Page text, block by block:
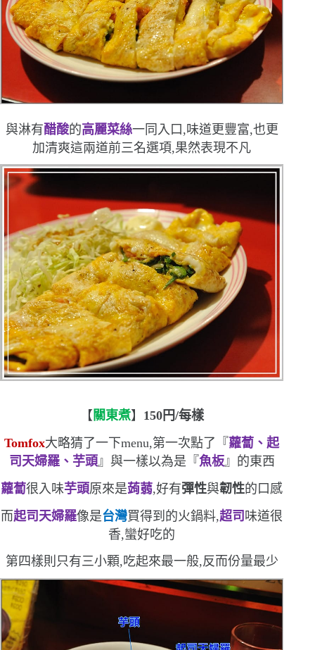
與淋有醋酸的高麗菜絲一同入口,味道更豐富,也更
加清爽這兩道前三名選項,果然表現不凡
【 關東煮】 150円/每樣
Tomfox大略猜了一下menu,第一次點了『 蘿蔔、起
司天婦羅、芋頭』與一樣以為是『 魚板』的東西
蘿蔔很入味芋頭原來是蒟蒻,好有彈性與韌性的口感
而起司天婦羅像是台灣買得到的火鍋料,超司 味道很
香,蠻好吃的
第四樣則只有三小顆,吃起來最一般,反而份量最少